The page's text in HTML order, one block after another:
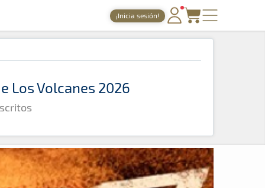
¡Inicia sesión!
PORTADA
TIEMPOS ONLINE
GALERÍAS
TIENDA
ARCHIVO
Los Volcanes 2026